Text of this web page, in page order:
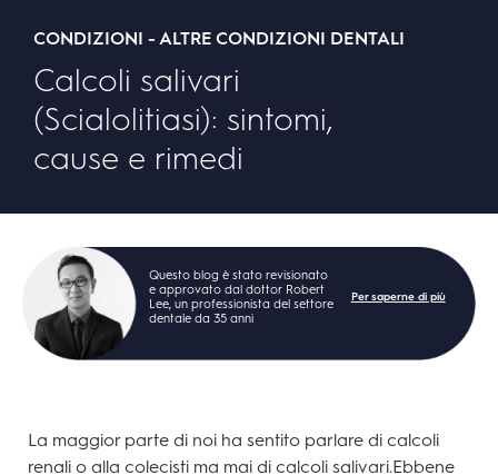
CONDIZIONI - ALTRE CONDIZIONI DENTALI
Calcoli salivari
(Scialolitiasi): sintomi,
cause e rimedi
Questo blog è stato revisionato
e approvato dal dottor Robert
Lee, un professionista del settore
dentale da 35 anni
Per saperne di più
La maggior parte di noi ha sentito parlare di calcoli
renali o alla colecisti ma mai di calcoli salivari.Ebbene